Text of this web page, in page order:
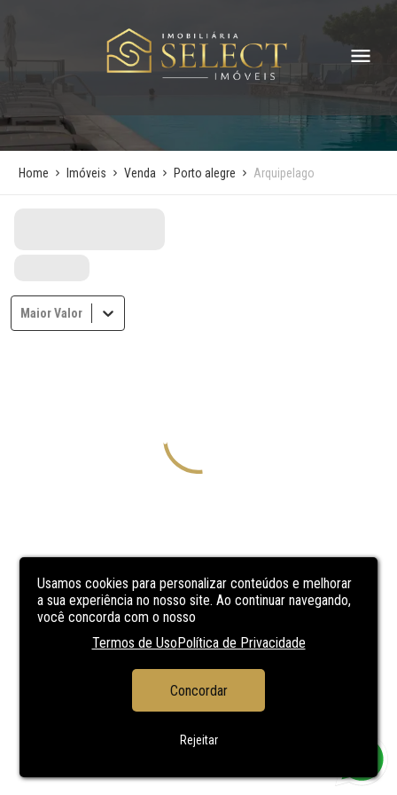
Usamos cookies para personalizar conteúdos e melhorar
a sua experiência no nosso site. Ao continuar navegando,
você concorda com o nosso
Termos de UsoPolítica de Privacidade
Concordar
Rejeitar
Home Imóveis Venda Porto alegre Arquipelago
Maior Valor